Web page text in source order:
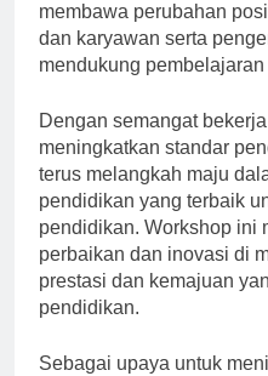
membawa perubahan
dan karyawan serta
mendukung pembelajaran
Dengan semangat
meningkatkan standar
terus melangkah maju
pendidikan yang terbaik
pendidikan. Workshop ini
perbaikan dan inovasi di
prestasi dan kemajuan
pendidikan.
Sebagai upaya untuk